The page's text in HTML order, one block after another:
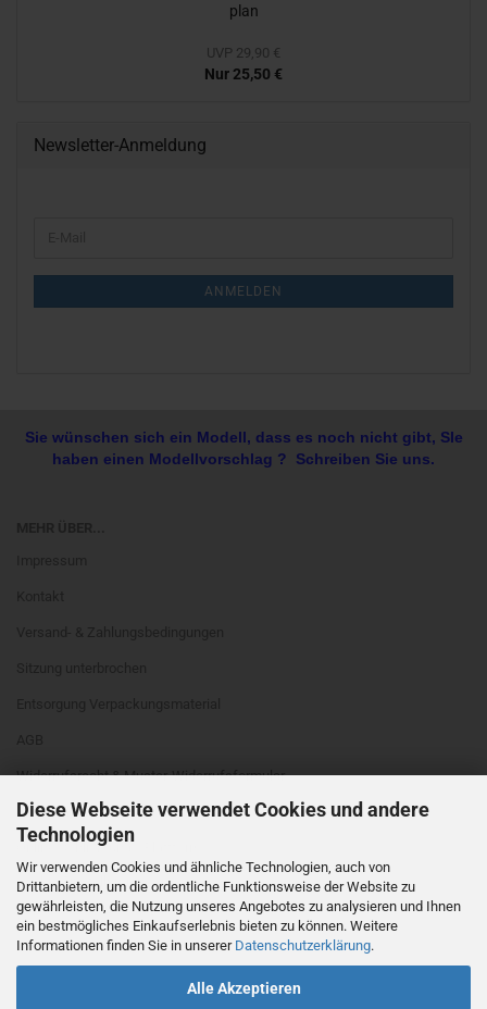
Diese Webseite verwendet Cookies und andere
Technologien
Wir verwenden Cookies und ähnliche Technologien, auch von
Drittanbietern, um die ordentliche Funktionsweise der Website zu
gewährleisten, die Nutzung unseres Angebotes zu analysieren und Ihnen
ein bestmögliches Einkaufserlebnis bieten zu können. Weitere
Informationen finden Sie in unserer Datenschutzerklärung.
Alle Akzeptieren
plan
UVP 29,90 €
Nur 25,50 €
Newsletter-Anmeldung
ANMELDEN
Sie wünschen sich ein Modell, dass es noch nicht gibt, SIe
haben einen Modellvorschlag ? Schreiben Sie uns.
Widerrufsrecht & Muster-Widerrufsformular
Privatsphäre und Datenschutz
Online Schlichtungs-Plattform
Cookie Einstellungen